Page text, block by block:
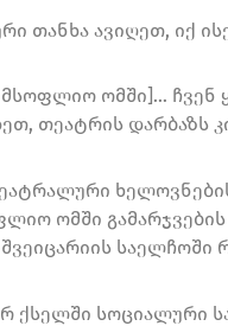
თანხა ავიღეთ, იქ
მსოფლიო ომში]… ჩვენ
თეატრის დარბაზს
ომში გამარჯვების
საელჩოში
ქსელში სოციალური